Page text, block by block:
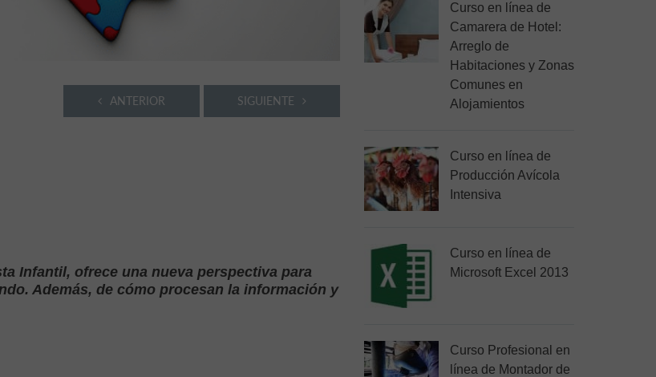
SIGUIENTE
ANTERIOR
Infantil, ofrece una nueva perspectiva para
Además, de cómo procesan la información y
Curso en línea de
Camarera de Hotel:
Arreglo de
Habitaciones y Zonas
Comunes en
Alojamientos
Curso en línea de
Producción Avícola
Intensiva
Curso en línea de
Microsoft Excel 2013
Curso Profesional en
línea de Montador de